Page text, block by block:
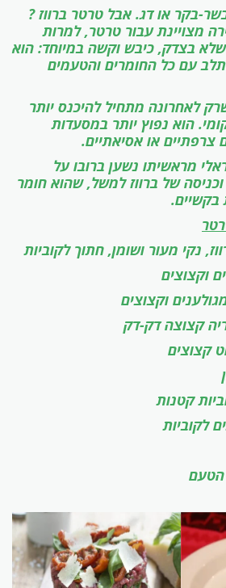
בקר או דג. אבל טרטר ברווז ?
מצויינת עבור טרטר, למרות
בצדק, כיבש וקשה במיוחד: הוא
עם כל החומרים והטעמים
לאחרונה מתחיל להיכנס יותר
הוא נפוץ יותר במסעדות
צרפתיים או אסיאתיים.
מראשיתו נשען ברובו על
וכניסה של ברווז למשל, שהוא חומר
בקשיים.
הטעם